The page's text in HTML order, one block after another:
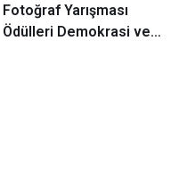
Fotoğraf Yarışması
Ödülleri Demokrasi ve